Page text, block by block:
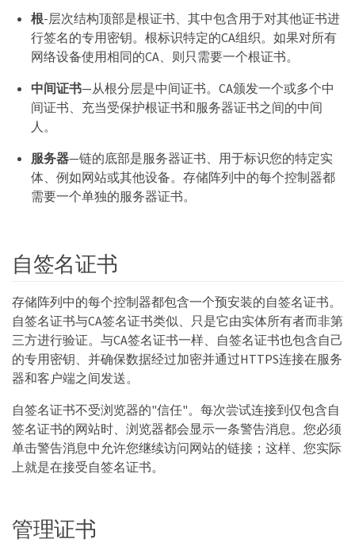
根-层次结构顶部是根证书、其中包含用于对其他证书进
行签名的专用密钥。根标识特定的CA组织。如果对所有
网络设备使用相同的CA、则只需要一个根证书。
中间证书—从根分层是中间证书。CA颁发一个或多个中
间证书、充当受保护根证书和服务器证书之间的中间
人。
服务器—链的底部是服务器证书、用于标识您的特定实
体、例如网站或其他设备。存储阵列中的每个控制器都
需要一个单独的服务器证书。
自签名证书
存储阵列中的每个控制器都包含一个预安装的自签名证书。
自签名证书与CA签名证书类似、只是它由实体所有者而非第
三方进行验证。与CA签名证书一样、自签名证书也包含自己
的专用密钥、并确保数据经过加密并通过HTTPS连接在服务
器和客户端之间发送。
自签名证书不受浏览器的"信任"。每次尝试连接到仅包含自
签名证书的网站时、浏览器都会显示一条警告消息。您必须
单击警告消息中允许您继续访问网站的链接；这样、您实际
上就是在接受自签名证书。
管理证书